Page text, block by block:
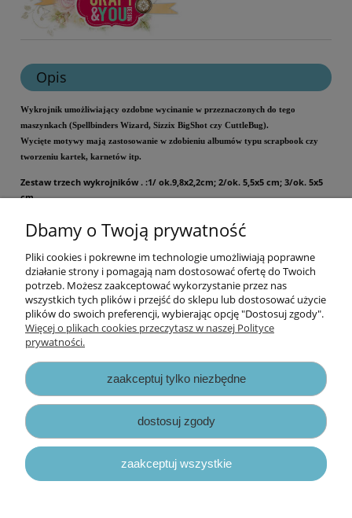
Opis
Wykrojnik umożliwiający ozdobne wycinanie w przeznaczonych do tego
maszynkach (Spellbinders Wizard, Sizzix BigShot czy CuttleBug).
Wycięte motywy mają zastosowanie w zdobieniu albumów typu scrapbook czy
tworzeniu kartek, karnetów itp.
Zestaw trzech wykrojników . :1/ ok.9,8x2,2cm; 2/ok. 5,5x5 cm; 3/ok. 5x5
cm
Cena za opakowanie.
Informacje
Opłaty i koszty dostawy
Zapisy prawne
Dbamy o Twoją prywatność
Pliki cookies i pokrewne im technologie umożliwiają poprawne
działanie strony i pomagają nam dostosować ofertę do Twoich
potrzeb. Możesz zaakceptować wykorzystanie przez nas
wszystkich tych plików i przejść do sklepu lub dostosować użycie
plików do swoich preferencji, wybierając opcję "Dostosuj zgody".
Więcej o plikach cookies przeczytasz w naszej Polityce
prywatności.
zaakceptuj tylko niezbędne
dostosuj zgody
zaakceptuj wszystkie